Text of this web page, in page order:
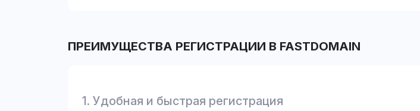
ПРЕИМУЩЕСТВА РЕГИСТРАЦИИ В FASTDOMAIN
1. Удобная и быстрая регистрация